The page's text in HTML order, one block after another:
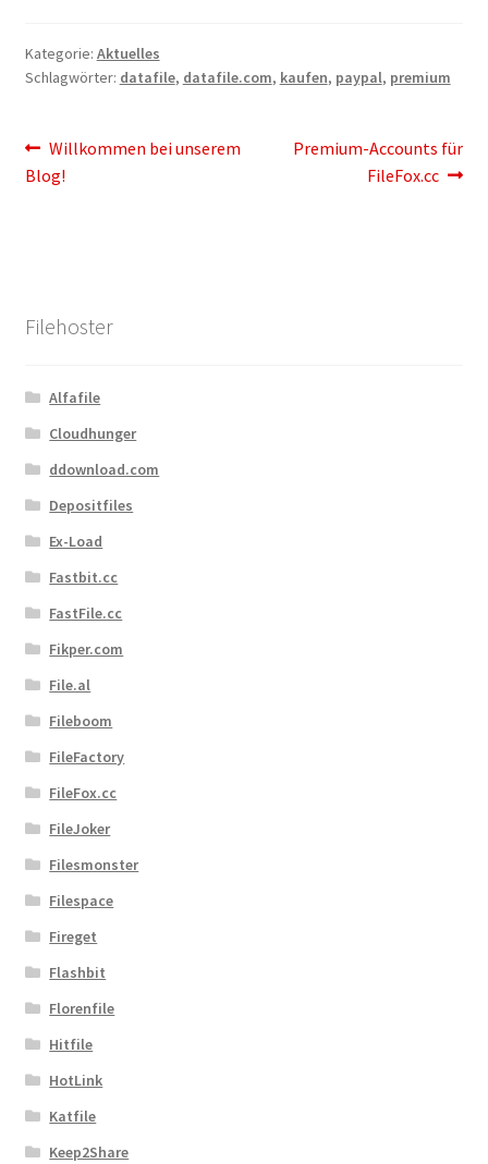
Versandinfos
Widerrufsbelehrung
Kategorie: Aktuelles
Schlagwörter: datafile, datafile.com, kaufen, paypal, premium
Beitragsnavigation
Vorheriger
Beitrag:
Willkommen bei unserem
Blog!
Nächster
Premium-Accounts für
FileFox.cc
Filehoster
Alfafile
Cloudhunger
ddownload.com
Depositfiles
Ex-Load
Fastbit.cc
FastFile.cc
Fikper.com
File.al
Fileboom
FileFactory
FileFox.cc
FileJoker
Filesmonster
Filespace
Fireget
Flashbit
Florenfile
Hitfile
HotLink
Katfile
Keep2Share